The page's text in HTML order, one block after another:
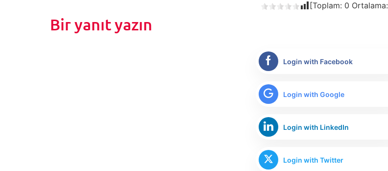
[Toplam: 0 Ortalama:
Bir yanıt yazın
Login with Facebook
Login with Google
Login with LinkedIn
Login with Twitter